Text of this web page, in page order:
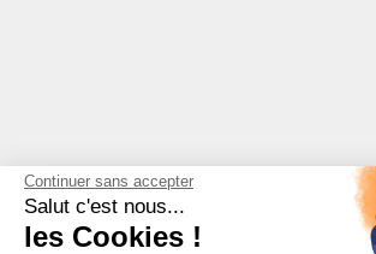
Continuer sans accepter
Salut c'est nous...
les Cookies !